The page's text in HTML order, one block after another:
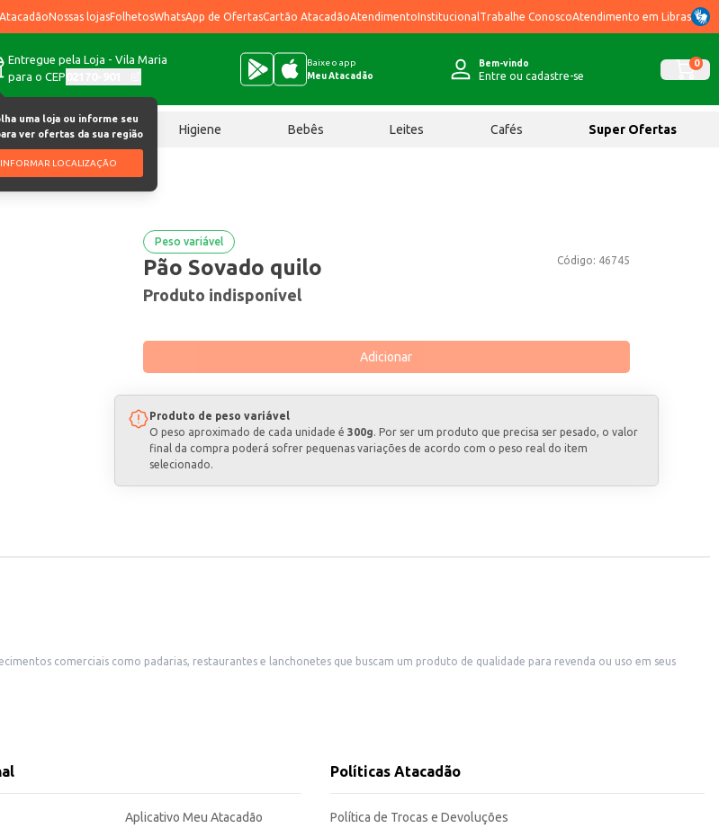
Nossas lojasFolhetosWhatsApp de OfertasCartão AtacadãoAtendimentoInstitucional Trabalhe ConoscoAtendimento em Libras
Entregue pela Loja - Vila Maria
para o CEP
uma loja ou informe seu
ver ofertas da sua região
INFORMAR LOCALIZAÇÃO
Baixe o app
Meu Atacadão
Bem-vindo
Entre ou cadastre-se
0
Chocolates Higiene Bebês Leites Cafés Super Ofertas
Peso variável
Código: 46745
Pão Sovado quilo
Produto indisponível
Adicionar
Produto de peso variável
O peso aproximado de cada unidade é 300g. Por ser um produto que precisa ser pesado, o valor
final da compra poderá sofrer pequenas variações de acordo com o peso real do item
selecionado.
comerciais como padarias, restaurantes e lanchonetes que buscam um produto de qualidade para revenda ou uso em seus
Aplicativo Meu Atacadão
Políticas Atacadão
Política de Trocas e Devoluções